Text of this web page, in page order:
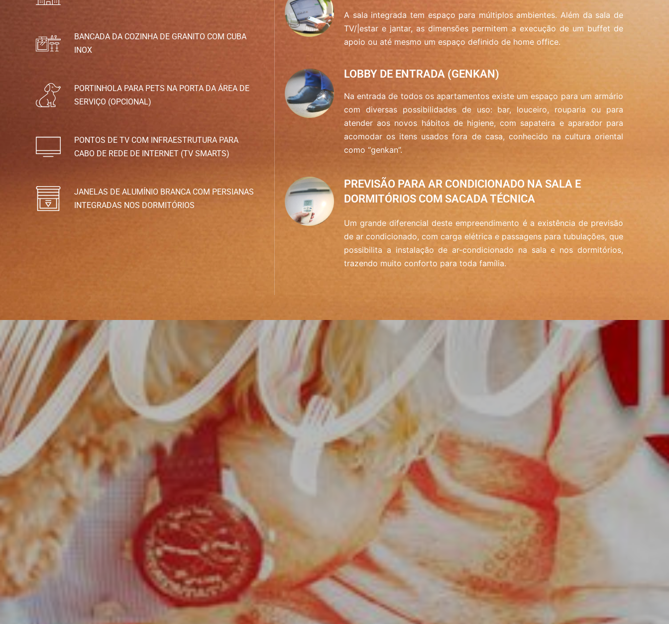
BANCADA DA COZINHA DE GRANITO COM CUBA
INOX
PORTINHOLA PARA PETS NA PORTA DA ÁREA DE
SERVIÇO (OPCIONAL)
PONTOS DE TV COM INFRAESTRUTURA PARA
CABO DE REDE DE INTERNET (TV SMARTS)
JANELAS DE ALUMÍNIO BRANCA COM PERSIANAS
INTEGRADAS NOS DORMITÓRIOS
A sala integrada tem espaço para múltiplos ambientes. Além da sala de
TV/|estar e jantar, as dimensões permitem a execução de um buffet de
apoio ou até mesmo um espaço definido de home office.
LOBBY DE ENTRADA (GENKAN)
Na entrada de todos os apartamentos existe um espaço para um armário
com diversas possibilidades de uso: bar, louceiro, rouparia ou para
atender aos novos hábitos de higiene, com sapateira e aparador para
acomodar os itens usados fora de casa, conhecido na cultura oriental
como “genkan”.
PREVISÃO PARA AR CONDICIONADO NA SALA E
DORMITÓRIOS COM SACADA TÉCNICA
Um grande diferencial deste empreendimento é a existência de previsão
de ar condicionado, com carga elétrica e passagens para tubulações, que
possibilita a instalação de ar-condicionado na sala e nos dormitórios,
trazendo muito conforto para toda família.